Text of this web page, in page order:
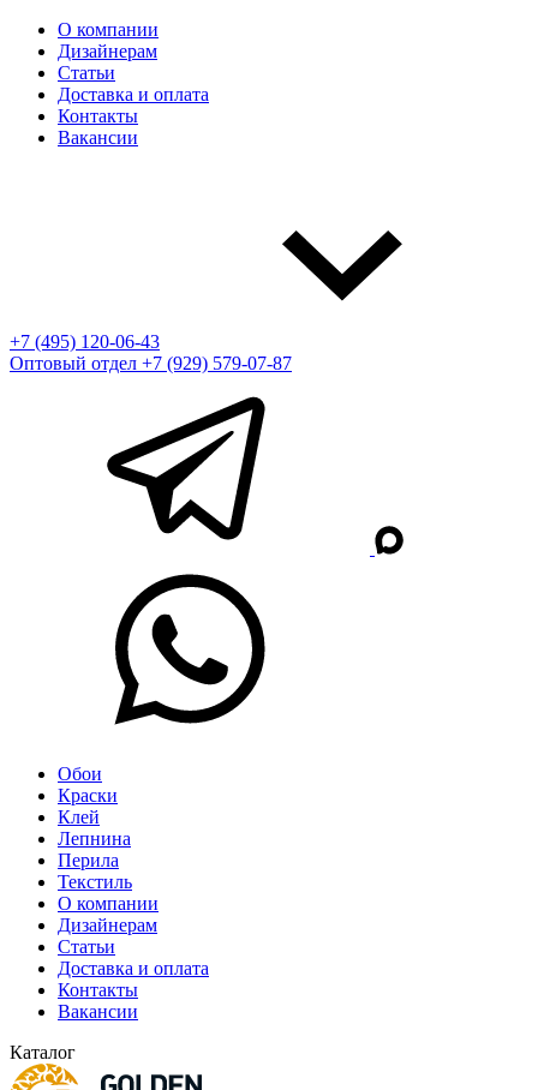
О компании
Дизайнерам
Статьи
Доставка и оплата
Контакты
Вакансии
+7 (495) 120-06-43
Оптовый отдел +7 (929) 579-07-87
Обои
Краски
Клей
Лепнина
Перила
Текстиль
О компании
Дизайнерам
Статьи
Доставка и оплата
Контакты
Вакансии
Каталог